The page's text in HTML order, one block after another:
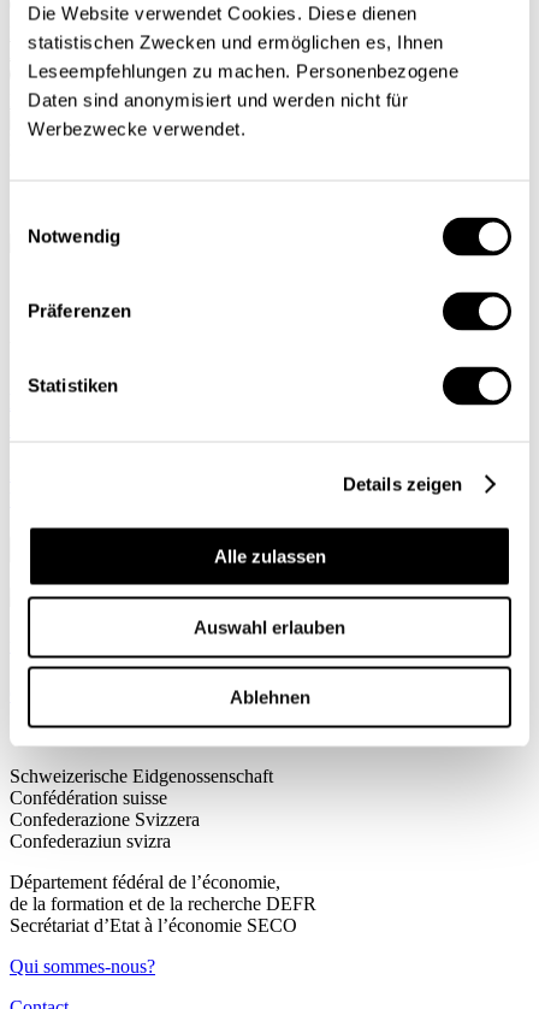
Die Website verwendet Cookies. Diese dienen
statistischen Zwecken und ermöglichen es, Ihnen
Leseempfehlungen zu machen. Personenbezogene
Daten sind anonymisiert und werden nicht für
Werbezwecke verwendet.
Notwendig
Präferenzen
Statistiken
Details zeigen
Alle zulassen
Auswahl erlauben
Ablehnen
Rechercher
Abonnements
Mon profil
La formation professionnelle rajeunit la Poste et la
Chef du personnel de La Poste Suisse
Schweizerische Eidgenossenschaft
Confédération suisse
Confederazione Svizzera
Confederaziun svizra
Département fédéral de l’économie,
de la formation et de la recherche DEFR
Secrétariat d’Etat à l’économie SECO
Qui sommes-nous?